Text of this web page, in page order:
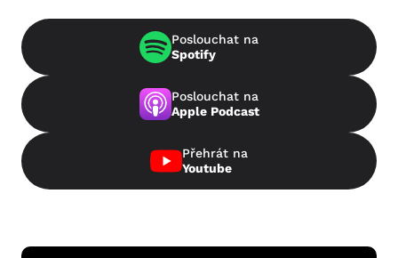
Poslouchat na
Spotify
Poslouchat na
Apple Podcast
Přehrát na
Youtube